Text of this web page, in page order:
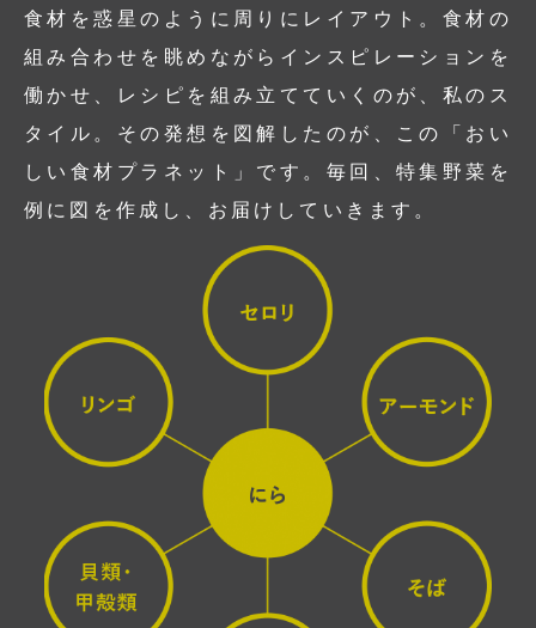
食材を惑星のように周りにレイアウト。食材の
組み合わせを眺めながらインスピレーションを
働かせ、レシピを組み立てていくのが、私のス
タイル。その発想を図解したのが、この「おい
しい食材プラネット」です。毎回、特集野菜を
例に図を作成し、お届けしていきます。